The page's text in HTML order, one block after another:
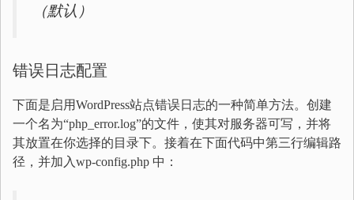
（默认）
错误日志配置
下面是启用WordPress站点错误日志的一种简单方法。创建
一个名为“php_error.log”的文件，使其对服务器可写，并将
其放置在你选择的目录下。接着在下面代码中第三行编辑路
径，并加入wp-config.php 中：